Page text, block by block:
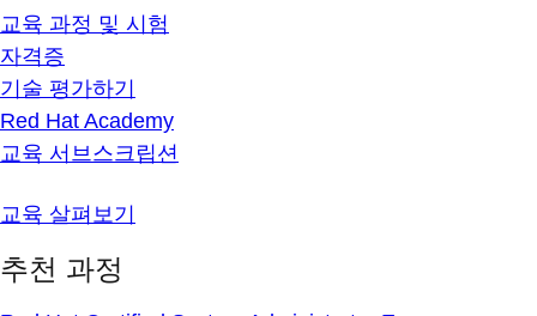
교육 과정 및 시험
자격증
기술 평가하기
Red Hat Academy
교육 서브스크립션
교육 살펴보기
추천 과정